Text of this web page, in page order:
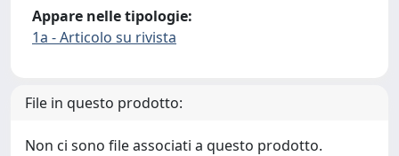
Appare nelle tipologie:
1a - Articolo su rivista
File in questo prodotto:
Non ci sono file associati a questo prodotto.